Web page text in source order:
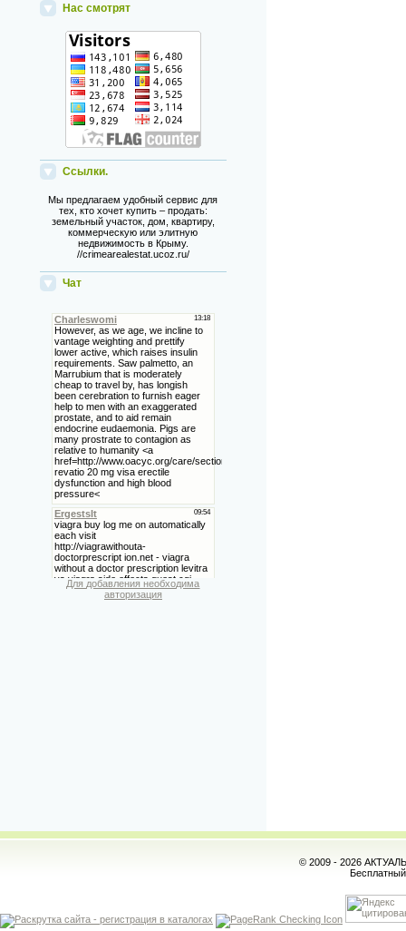
Нас смотрят
Ссылки.
Мы предлагаем удобный сервис для
тех, кто хочет купить – продать:
земельный участок, дом, квартиру,
коммерческую или элитную
недвижимость в Крыму.
//crimearealestat.ucoz.ru/
Чат
Для добавления необходима
авторизация
© 2009 - 2026